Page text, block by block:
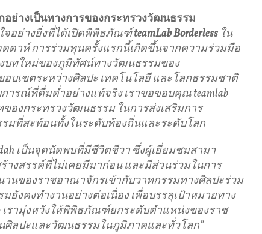
ย่างเป็นทางการของกระทรวงวัฒนธรรม
ใจอย่างยิ่งที่ได้เปิดพิพิธภัณฑ์teamLab Borderless ใน
ดดาห์ การร่วมทุนครั้งแรกนี้เกิดขึ้นจากความร่วมมือ
งบทใหม่ของภูมิทัศน์ทางวัฒนธรรมของ
บเขตระหว่างศิลปะ เทคโนโลยี และโลกธรรมชาติ
ารณ์ที่ดื่มด่ำอย่างแท้จริง เราขอขอบคุณ teamlab
องกระทรวงวัฒนธรรม ในการส่งเสริมการ
มที่สะท้อนทั้งในระดับท้องถิ่นและระดับโลก
เป็นจุดนัดพบที่มีชีวิตชีวา ซึ่งผู้เยี่ยมชมสามา
งสรรค์ที่ไม่เคยมีมาก่อน และมีส่วนร่วมในการ
นของราชอาณาจักรเข้ากับวาทกรรมทางศิลปะร่วม
งคงทํางานอย่างต่อเนื่อง เพื่อบรรลุเป้าหมายทาง
เรามุ่งหวังให้พิพิธภัณฑ์ยกระดับตําแหน่งของราช
ลปะและวัฒนธรรมในภูมิภาคและทั่วโลก”